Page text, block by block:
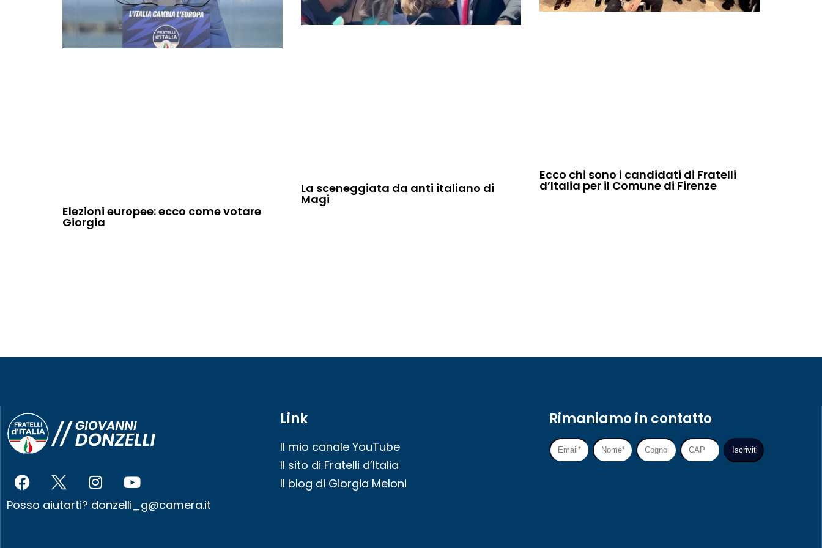
Elezioni europee: ecco come votare
Giorgia
La sceneggiata da anti italiano di
Magi
Ecco chi sono i candidati di Fratelli
d’Italia per il Comune di Firenze
Posso aiutarti? donzelli_g@camera.it
Link
Il mio canale YouTube
Il sito di Fratelli d’Italia
Il blog di Giorgia Meloni
Rimaniamo in contatto